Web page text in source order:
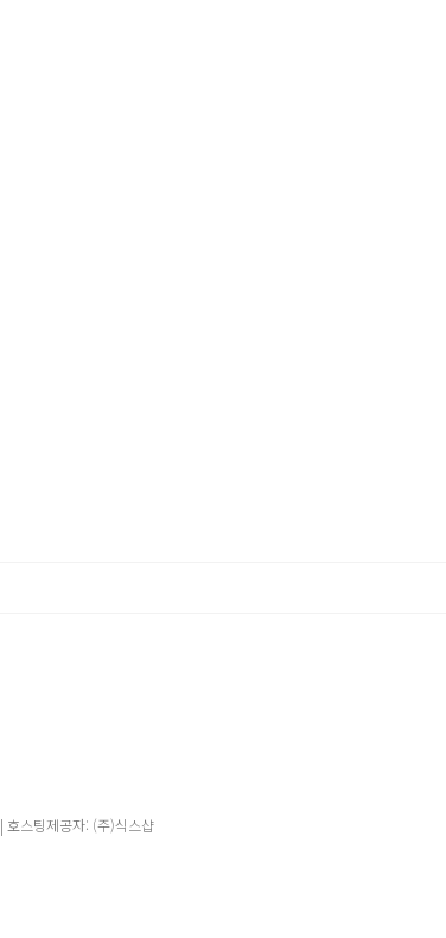
| 호스팅제공자: (주)식스샵